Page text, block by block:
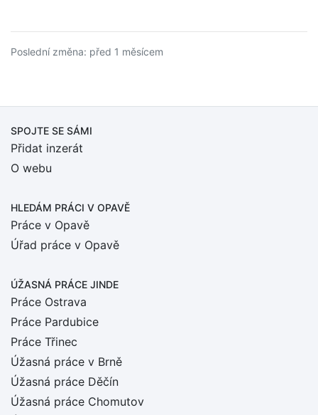
Poslední změna: před 1 měsícem
SPOJTE SE SÁMI
Přidat inzerát
O webu
HLEDÁM PRÁCI V OPAVĚ
Práce v Opavě
Úřad práce v Opavě
ÚŽASNÁ PRÁCE JINDE
Práce Ostrava
Práce Pardubice
Práce Třinec
Úžasná práce v Brně
Úžasná práce Děčín
Úžasná práce Chomutov